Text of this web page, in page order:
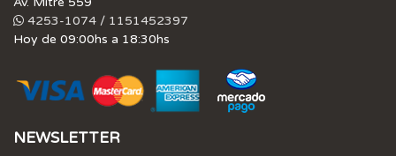
4253-1074 / 1151452397
Hoy de 09:00hs a 18:30hs
NEWSLETTER